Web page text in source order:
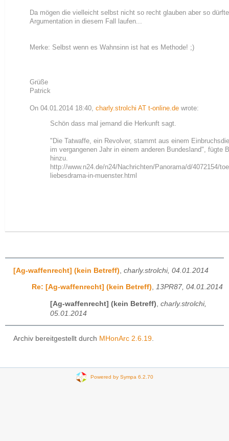
Da mögen die vielleicht selbst nicht so recht glauben aber so
Argumentation in diesem Fall laufen...
Merke: Selbst wenn es Wahnsinn ist hat es Methode! ;)
Grüße
Patrick
On 04.01.2014 18:40, charly.strolchi AT t-online.de wrote:
Schön dass mal jemand die Herkunft sagt.
"Die Tatwaffe, ein Revolver, stammt aus einem
im vergangenen Jahr in einem anderen Bundesland", fügte
hinzu.
http://www.n24.de/n24/Nachrichten/Panorama/d/4072154/
liebesdrama-in-muenster.html
[Ag-waffenrecht] (kein Betreff) charly.strolchi, 04.01.2014
Re: [Ag-waffenrecht] (kein Betreff), 13PR87, 04.01.2014
[Ag-waffenrecht] (kein Betreff) charly.strolchi,
05.01.2014
Archiv bereitgestellt durch MHonArc 2.6.19
Powered by Sympa 6.2.70